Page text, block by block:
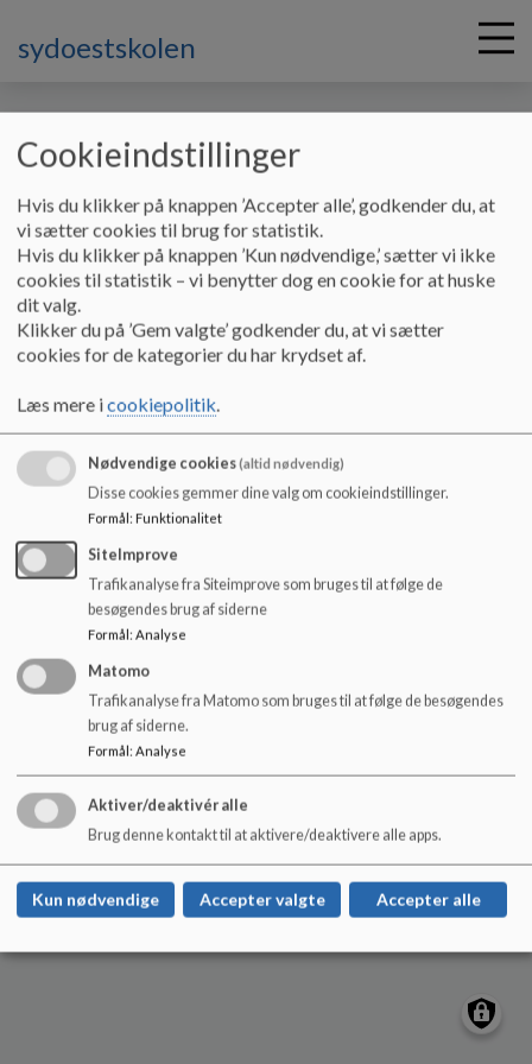
i
sydoestskolen
Skolebestyrelsen Principper Lejrskoler (rev. maj 2025)
Lejrskoler
Lejrskoler på Hjørring Sydstskole
Dokumenter
Lejrskoler.pdf
Hjørring Sydøstskole
Tilgængelighedserklæring
Sitemap
Cookie politik
Cookieindstillinger
Hvis du klikker på knappen ’Accepter alle’, godkender du, at
vi sætter cookies til brug for statistik.
Hvis du klikker på knappen ’Kun nødvendige,’ sætter vi ikke
cookies til statistik – vi benytter dog en cookie for at huske
dit valg.
Klikker du på ’Gem valgte’ godkender du, at vi sætter
cookies for de kategorier du har krydset af.
Læs mere icookiepolitik.
Nødvendige cookies(altid nødvendig)
Disse cookies gemmer dine valg om cookieindstillinger.
Formål: Funktionalitet
SiteImprove
Trafikanalyse fra Siteimprove som bruges til at følge de
besøgendes brug af siderne
Formål: Analyse
Matomo
Trafikanalyse fra Matomo som bruges til at følge de besøgendes
brug af siderne.
Formål: Analyse
Aktiver/deaktivér alle
Brug denne kontakt til at aktivere/deaktivere alle apps.
Kun nødvendige Accepter valgte Accepter alle